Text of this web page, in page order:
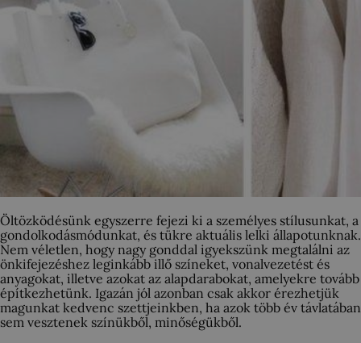
Öltözködésünk egyszerre fejezi ki a személyes stílusunkat, a
gondolkodásmódunkat, és tükre aktuális lelki állapotunknak.
Nem véletlen, hogy nagy gonddal igyekszünk megtalálni az
önkifejezéshez leginkább illő színeket, vonalvezetést és
anyagokat, illetve azokat az alapdarabokat, amelyekre tovább
építkezhetünk. Igazán jól azonban csak akkor érezhetjük
magunkat kedvenc szettjeinkben, ha azok több év távlatában
sem vesztenek színükből, minőségükből.